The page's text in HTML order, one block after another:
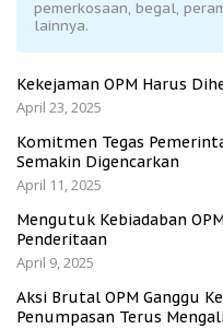
pemerkosaan, begal,
lainnya.
Kekejaman OPM Harus
April 23, 2025
Komitmen Tegas
Semakin Digencarkan
April 11, 2025
Mengutuk Kebiadaban
Penderitaan
April 9, 2025
Aksi Brutal OPM Ganggu
Penumpasan Terus